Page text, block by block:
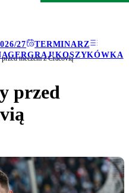
27
TERMINARZ
GRAJ!KOSZYKÓWKA
meczem z Cracovią
przed